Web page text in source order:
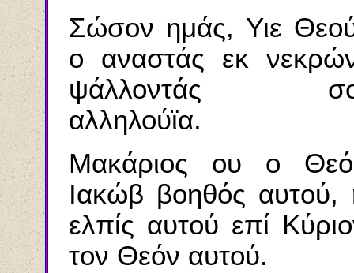
Σώσον ημάς, Υιε
ο αναστάς εκ
ψάλλοντάς
αλληλούϊα.
Μακάριος ου ο
Ιακώβ βοηθός αυτού,
ελπίς αυτού επί
τον Θεόν αυτού.